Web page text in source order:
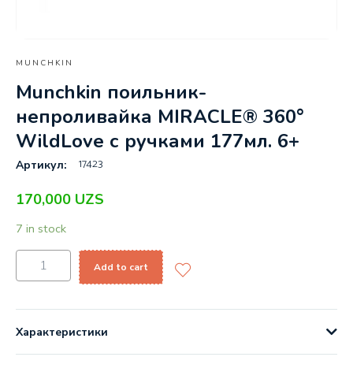
MUNCHKIN
Munchkin поильник-
непроливайка MIRACLE® 360°
WildLove с ручками 177мл. 6+
Артикул: 17423
170,000 UZS
7 in stock
Add to cart
Характеристики